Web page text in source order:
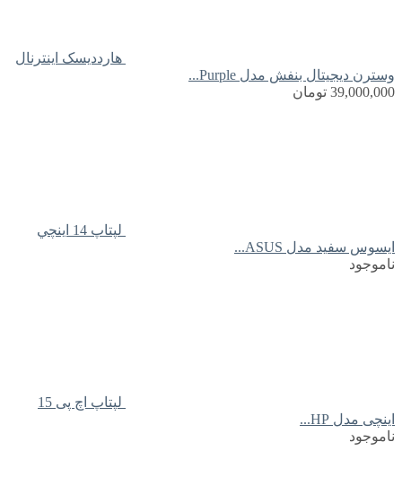
هارددیسک اینترنال
وسترن دیجیتال بنفش مدل Purple...
39,000,000 تومان
لپتاپ 14 اينچي
ايسوس سفید مدل ASUS...
ناموجود
لپتاپ اچ پی 15
اینچی مدل HP...
ناموجود